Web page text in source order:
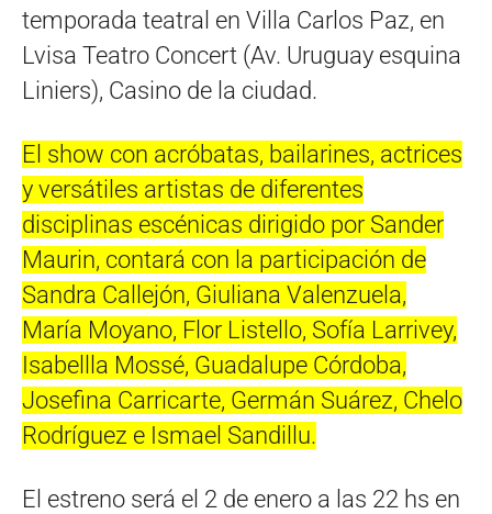
temporada teatral en Villa Carlos Paz, en
Lvisa Teatro Concert (Av. Uruguay esquina
Liniers), Casino de la ciudad.
El show con acróbatas, bailarines, actrices
y versátiles artistas de diferentes
disciplinas escénicas dirigido por Sander
Maurin, contará con la participación de
Sandra Callejón, Giuliana Valenzuela,
María Moyano, Flor Listello, Sofía Larrivey,
Isabellla Mossé, Guadalupe Córdoba,
Josefina Carricarte, Germán Suárez, Chelo
Rodríguez e Ismael Sandillu.
El estreno será el 2 de enero a las 22 hs en